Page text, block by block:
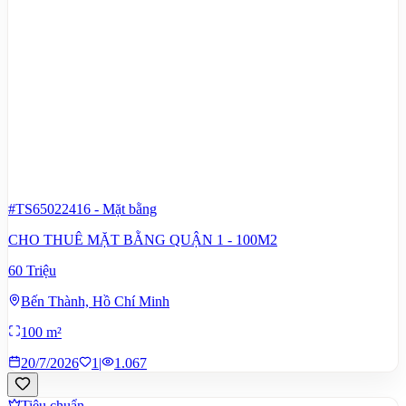
#TS65022416 - Mặt bằng
CHO THUÊ MẶT BẰNG QUẬN 1 - 100M2
60 Triệu
Bến Thành, Hồ Chí Minh
100 m²
20/7/2026
1 | 1.067